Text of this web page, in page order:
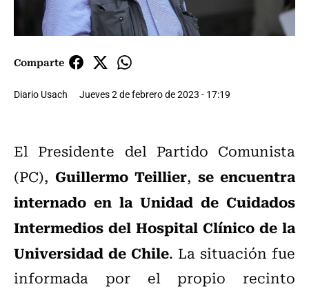
Comparte
Diario Usach Jueves 2 de febrero de 2023 - 17:19
El Presidente del Partido Comunista
(PC), Guillermo Teillier, se encuentra
internado en la Unidad de Cuidados
Intermedios del Hospital Clínico de la
Universidad de Chile. La situación fue
informada por el propio recinto